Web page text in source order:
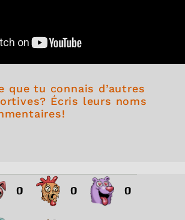
que tu connais d’autres
Écris leurs noms
0 0 0